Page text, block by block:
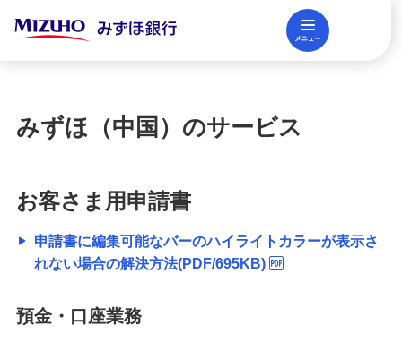
みずほ（中国）のサービス
お客さま用申請書
申請書に編集可能なバーのハイライトカラーが表示さ
れない場合の解決方法(PDF/695KB)
預金・口座業務